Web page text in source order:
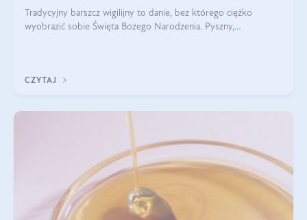
Tradycyjny barszcz wigilijny to danie, bez którego ciężko
wyobrazić sobie Święta Bożego Narodzenia. Pyszny,
CZYTAJ